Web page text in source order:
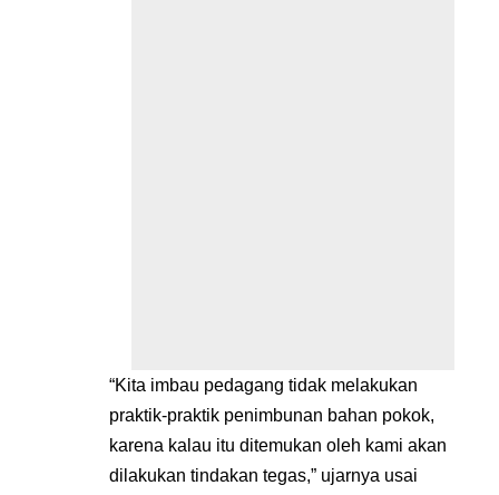
“Kita imbau pedagang tidak melakukan
praktik-praktik penimbunan bahan pokok,
karena kalau itu ditemukan oleh kami akan
dilakukan tindakan tegas,” ujarnya usai